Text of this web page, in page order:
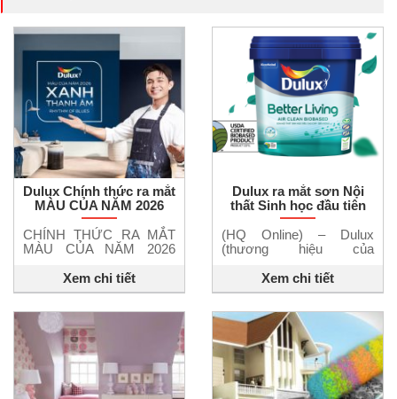
Dulux Chính thức ra mắt
MÀU CỦA NĂM 2026
THE RHYTHM OF
BLUES™ – XANH
THANH ÂM
CHÍNH THỨC RA MẮT
MÀU CỦA NĂM 2026
BLUES™ – XANH
THANH ÂM Lần đầu tiên,
chuyển điệu của sắc
xanh” – không chỉ là một
màu chủ đạo, mà là ba
nhịp sắc riêng biệt, cho
phép bạn tự do biến tấu
để mỗi không gian […]
Xem chi tiết
Dulux ra mắt sơn Nội
thất Sinh học đầu tiên
tại Việt Nam
(HQ Online) – Dulux
(thương hiệu của
mắt Dulux Better Living
Air Clean, sản phẩm sơn
khả năng nâng cao chất
lượng không khí trong
nhà. Đây là sản phẩm
sơn nội thất gốc sinh học
đầu tiên tại Việt Nam đạt
chứng nhận 22% […]
Xem chi tiết